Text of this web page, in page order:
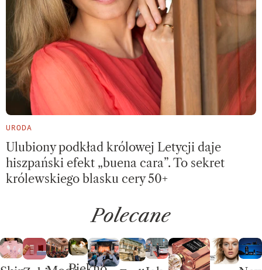
URODA
Ulubiony podkład królowej Letycji daje
hiszpański efekt „buena cara”. To sekret
królewskiego blasku cery 50+
Polecane